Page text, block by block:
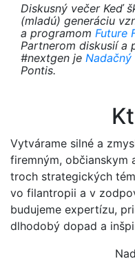
Diskusný večer Keď
(mladú) generáciu
a programom Future
Partnerom diskusií a
#nextgen je
Pontis.
Vytvárame silné a
firemným, občianskym
troch strategických
vo filantropii a v
budujeme expertízu,
dlhodobý dopad a